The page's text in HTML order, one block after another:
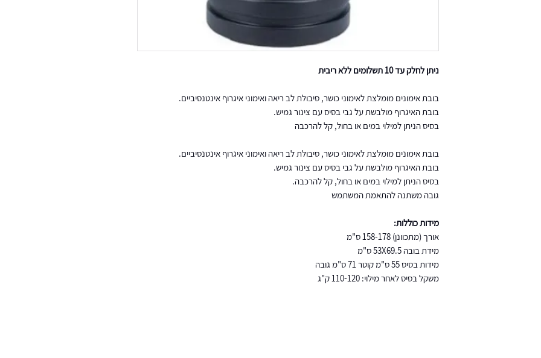
ניתן לחלק עד 10 תשלומים ללא ריבית
בובת אימונים מומלצת לאימוני כושר, סיבולת לב ריאה ואימוני איגרוף אינטנסיביים.
בובת האיגרוף מולבשת על גבי בסיס עם צינור גמיש.
בסיס הניתן למילוי במים או בחול, קל להרכבה
בובת אימונים מומלצת לאימוני כושר, סיבולת לב ריאה ואימוני איגרוף אינטנסיביים.
בובת האיגרוף מולבשת על גבי בסיס עם צינור גמיש.
בסיס הניתן למילוי במים או בחול, קל להרכבה.
גובה משתנה להתאמת המשתמש
מידות כוללות:
אורך (מתכוונן) 158-178 ס"מ
מידת בובה 53X69.5 ס"מ
מידות בסיס 55 ס"מ קוטר 71 ס"מ גובה
משקל בסיס לאחר מילוי: 110-120 ק"ג